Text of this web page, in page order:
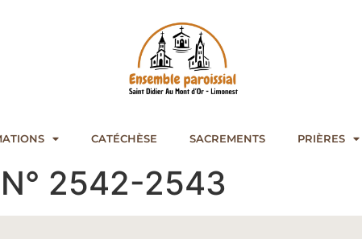
CATÉCHÈSE SACREMENTS PRIÈRES
2542-2543